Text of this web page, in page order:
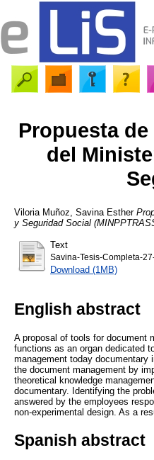
Propuesta
del
Viloria Muñoz, Savina Esther
y Seguridad Social
Text
Savina-Tesis-Completa-
Download (1MB)
English abstract
A proposal of tools for document
functions as an organ dedicated
management today
the document management by
theoretical knowledge
documentary. Identifying the
answered by the employees
non-experimental design. As a
Spanish abstract